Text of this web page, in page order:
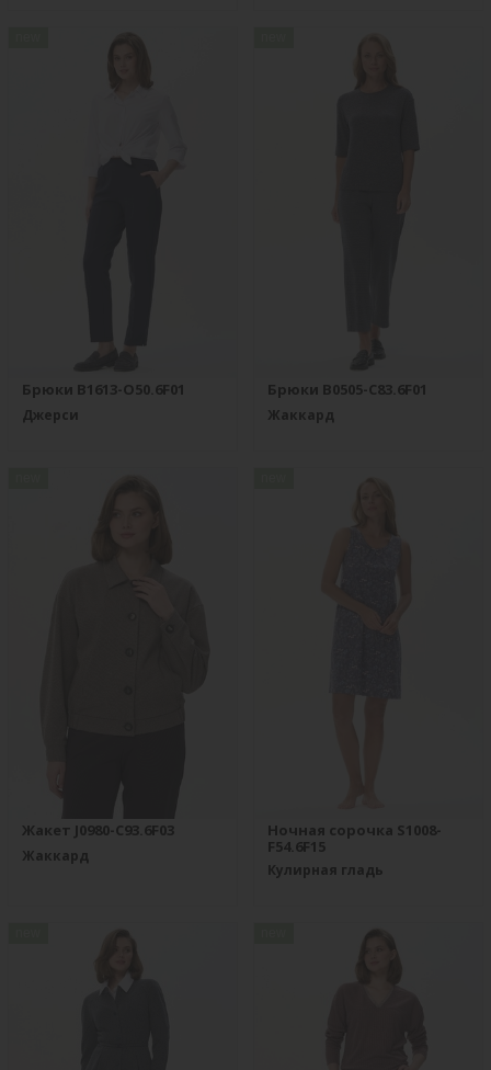
Брюки B1613-O50.6F01
Джерси
Брюки B0505-C83.6F01
Жаккард
Жакет J0980-C93.6F03
Жаккард
Ночная сорочка S1008-
F54.6F15
Кулирная гладь